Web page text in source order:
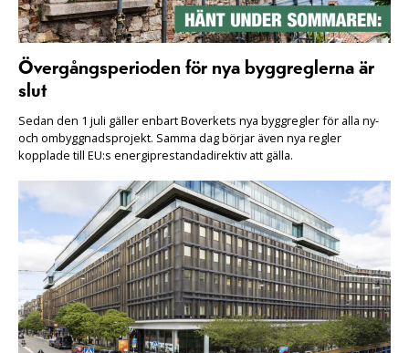
Övergångsperioden för nya byggreglerna är
slut
Sedan den 1 juli gäller enbart Boverkets nya byggregler för alla ny-
och ombyggnadsprojekt. Samma dag börjar även nya regler
kopplade till EU:s energiprestandadirektiv att gälla.